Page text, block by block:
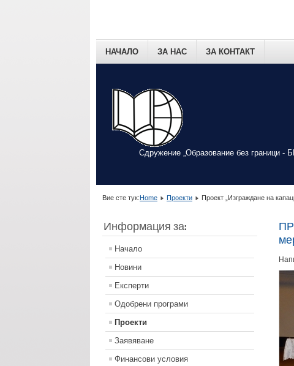
Сдружение „Образование без граници -
НАЧАЛО ЗА НАС ЗА КОНТАКТ
Вие сте тук: Home Проекти Проект „Изграждане на
Информация за:
Начало
Новини
Експерти
Одобрени програми
Проекти
Заявяване
Финансови условия